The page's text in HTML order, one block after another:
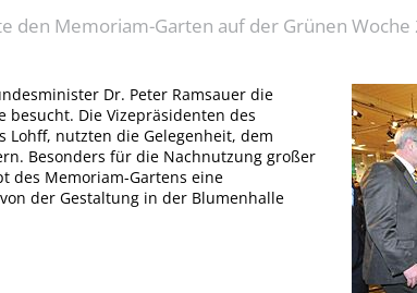
den Memoriam-Garten auf der Grünen Woche
Dr. Peter Ramsauer die
Die Vizepräsidenten des
Lohff, nutzten die Gelegenheit, dem
Besonders für die Nachnutzung großer
des Memoriam-Gartens eine
der Gestaltung in der Blumenhalle